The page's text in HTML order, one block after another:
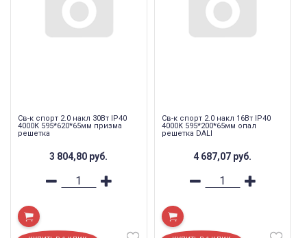
Св-к спорт 2.0 накл 30Вт IP40
4000К 595*620*65мм призма
решетка
3 804,80 руб.
Св-к спорт 2.0 накл 16Вт IP40
4000К 595*200*65мм опал
решетка DALI
4 687,07 руб.